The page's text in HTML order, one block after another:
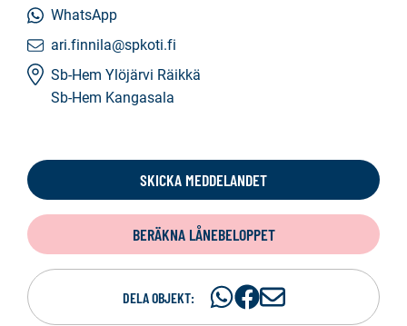
WhatsApp
ari.finnila@spkoti.fi
Sb-Hem Ylöjärvi Räikkä
Sb-Hem Kangasala
SKICKA MEDDELANDET
BERÄKNA LÅNEBELOPPET
DELA OBJEKT:
DelaDelaD